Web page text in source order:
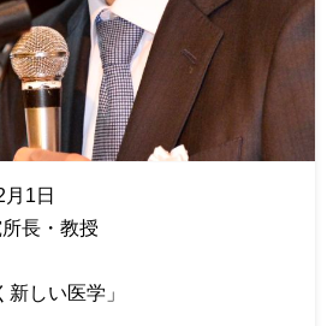
1日
長・教授
新しい医学」